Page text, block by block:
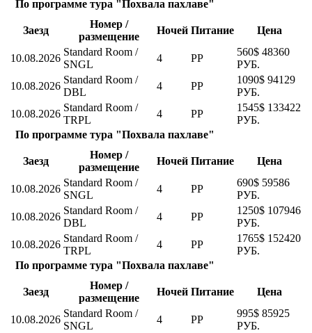
По программе тура "Похвала пахлаве"
Заезд
Номер /
размещение
Ночей Питание Цена
10.08.2026
Standard Room /
SNGL
4 PP
560$ 48360
РУБ.
10.08.2026
Standard Room /
DBL
4 PP
1090$ 94129
РУБ.
10.08.2026
Standard Room /
TRPL
4 PP
1545$ 133422
РУБ.
По программе тура "Похвала пахлаве"
Заезд
Номер /
размещение
Ночей Питание Цена
10.08.2026
Standard Room /
SNGL
4 PP
690$ 59586
РУБ.
10.08.2026
Standard Room /
DBL
4 PP
1250$ 107946
РУБ.
10.08.2026
Standard Room /
TRPL
4 PP
1765$ 152420
РУБ.
По программе тура "Похвала пахлаве"
Заезд
Номер /
размещение
Ночей Питание Цена
10.08.2026
Standard Room /
SNGL
4 PP
995$ 85925
РУБ.